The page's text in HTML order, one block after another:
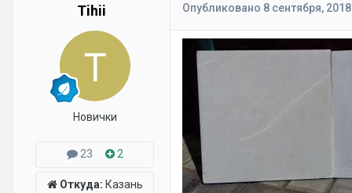
Tihii
Новички
23 2
Откуда: Казань
Опубликовано 8 сентября, 2018